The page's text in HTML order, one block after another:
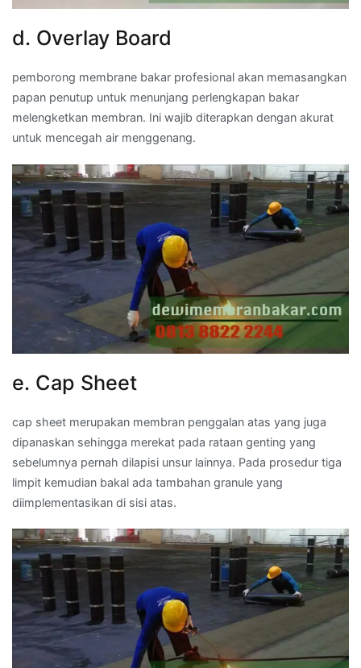
d. Overlay Board
pemborong membrane bakar profesional akan memasangkan
papan penutup untuk menunjang perlengkapan bakar
melengketkan membran. Ini wajib diterapkan dengan akurat
untuk mencegah air menggenang.
e. Cap Sheet
cap sheet merupakan membran penggalan atas yang juga
dipanaskan sehingga merekat pada rataan genting yang
sebelumnya pernah dilapisi unsur lainnya. Pada prosedur tiga
limpit kemudian bakal ada tambahan granule yang
diimplementasikan di sisi atas.